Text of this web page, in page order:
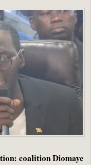
coalition Diomaye